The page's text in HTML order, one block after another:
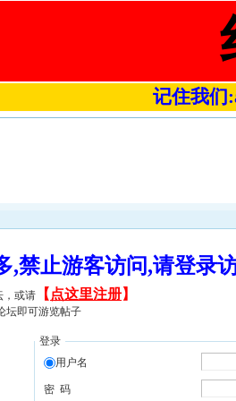
记住我们
,禁止游客访问,请登
，或请 【 点这里注册】
坛即可游览帖子
登录
用户名
密 码